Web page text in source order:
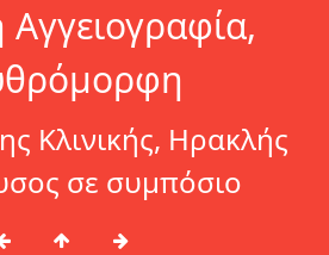
Αγγειογραφία,
Κλινικής, Ηρακλής
σε συμπόσιο